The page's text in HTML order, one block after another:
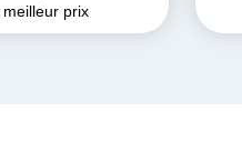
prix